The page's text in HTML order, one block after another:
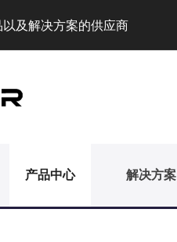
及解决方案的供应商
产品中心 解决方案